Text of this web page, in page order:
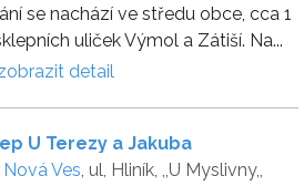
se nachází ve středu obce, cca 1
uliček Výmol a Zátiší. Na...
detail
U Terezy a Jakuba
Ves, ul, Hliník, ,,U Myslivny,,